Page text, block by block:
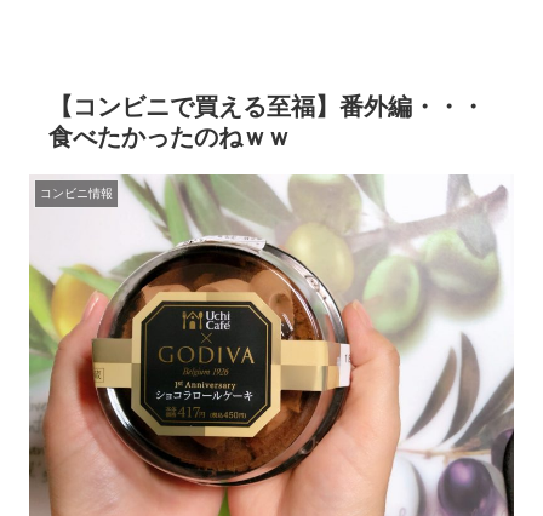
【コンビニで買える至福】番外編・・・
食べたかったのねｗｗ
コンビニ情報